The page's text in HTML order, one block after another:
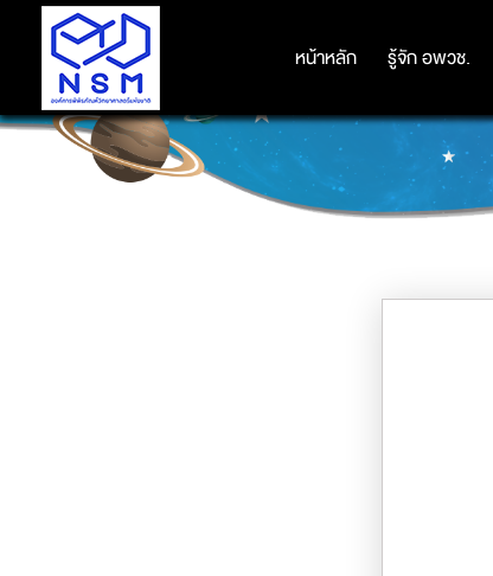
หน้าหลัก รู้จัก อพวช.
หน้าหลัก รู้จัก อพวช.